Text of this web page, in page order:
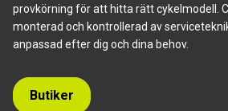
provkörning för att hitta rätt cykelmodell.
monterad och kontrollerad av
anpassad efter dig och dina behov.
Butiker